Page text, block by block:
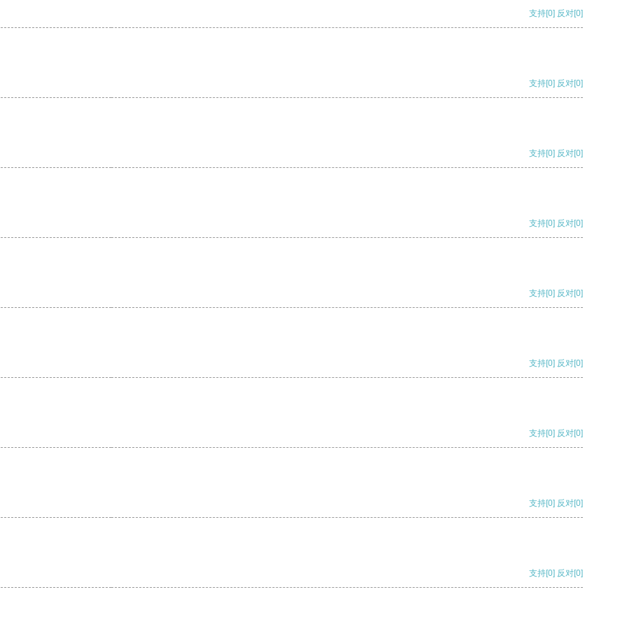
支持[0] 反对[0]
支持[0] 反对[0]
支持[0] 反对[0]
支持[0] 反对[0]
支持[0] 反对[0]
支持[0] 反对[0]
支持[0] 反对[0]
支持[0] 反对[0]
支持[0] 反对[0]